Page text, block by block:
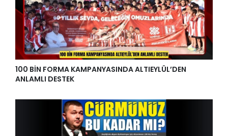
100 BİN FORMA KAMPANYASINDA ALTIEYLÜL’DEN
ANLAMLI DESTEK